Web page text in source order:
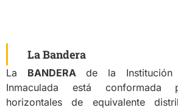
La Bandera
La BANDERAde la Institución
Inmaculada está
horizontales de equivalente